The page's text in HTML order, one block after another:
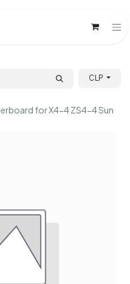
CLP
for X4-4 ZS4-4 Sun